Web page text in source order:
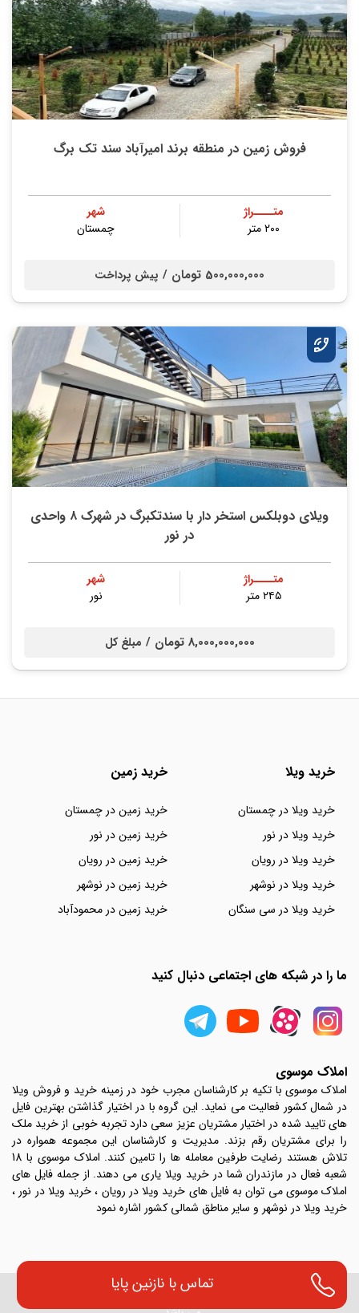
تماس با نازنین پایا
فروش زمین در منطقه برند امیرآباد سند تک برگ
متــــراژ
۲۰۰ متر
شهر
چمستان
500,000,000 تومان / پیش پرداخت
ویلای دوبلکس استخر دار با سندتکبرگ در شهرک ۸ واحدی
در نور
متــــراژ
۲۴۵ متر
شهر
نور
8,000,000,000 تومان / مبلغ کل
خرید ویلا
خرید ویلا در چمستان
خرید ویلا در نور
خرید ویلا در رویان
خرید ویلا در نوشهر
خرید ویلا در سی سنگان
خرید زمین
خرید زمین در چمستان
خرید زمین در نور
خرید زمین در رویان
خرید زمین در نوشهر
خرید زمین در محمودآباد
ما را در شبکه های اجتماعی دنبال کنید
املاک موسوی
املاک موسوی با تکیه بر کارشناسان مجرب خود در زمینه خرید و فروش ویلا
در شمال کشور فعالیت می نماید. این گروه با در اختیار گذاشتن بهترین فایل
های تایید شده در اختیار مشتریان عزیز سعی دارد تجربه خوبی از خرید ملک
را برای مشتریان رقم بزند. مدیریت و کارشناسان این مجموعه همواره در
تلاش هستند رضایت طرفین معامله ها را تامین کنند. املاک موسوی با 18
شعبه فعال در مازندران شما در خرید ویلا یاری می دهند. از جمله فایل های
املاک موسوی می توان به فایل های خرید ویلا در رویان ، خرید ویلا در نور ،
خرید ویلا در نوشهر و سایر مناطق شمالی کشور اشاره نمود
تمامی حقوق مادی و معنوی این وب سایت متعلق به ویلا شمال املاک موسوی